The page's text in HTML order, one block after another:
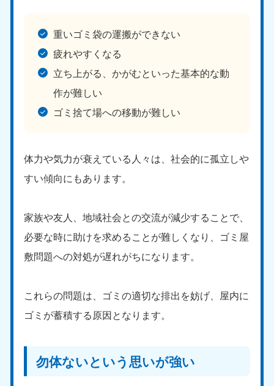
重いゴミ袋の運搬ができない
疲れやすくなる
立ち上がる、かがむといった基本的な動
作が難しい
ゴミ捨て場への移動が難しい
体力や気力が衰えている人々は、社会的に孤立しや
すい傾向にもあります。
家族や友人、地域社会との交流が減少することで、
必要な時に助けを求めることが難しくなり、ゴミ屋
敷問題への対処が遅れがちになります。
これらの問題は、ゴミの適切な排出を妨げ、屋内に
ゴミが蓄積する原因となります。
勿体ないという思いが強い